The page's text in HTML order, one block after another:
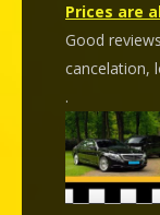
Prices are
Good
cancelation,
.